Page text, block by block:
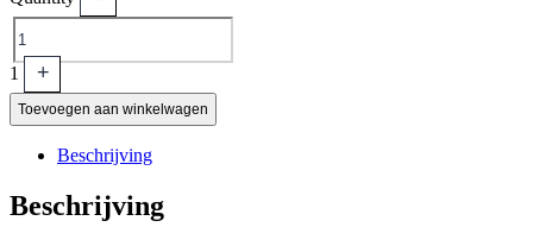
1 +
Toevoegen aan winkelwagen
Beschrijving
Beschrijving